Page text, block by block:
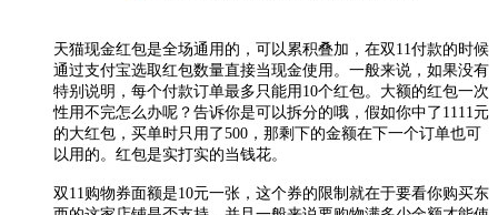
天猫现金红包是全场通用的，可以累积叠加，在双11付款的时候
通过支付宝选取红包数量直接当现金使用。一般来说，如果没有
特别说明，每个付款订单最多只能用10个红包。大额的红包一次
性用不完怎么办呢？告诉你是可以拆分的哦，假如你中了1111元
的大红包，买单时只用了500，那剩下的金额在下一个订单也可
以用的。红包是实打实的当钱花。
双11购物券面额是10元一张，这个券的限制就在于要看你购买东